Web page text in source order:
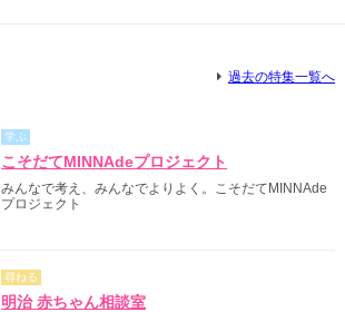
過去の特集一覧へ
学ぶ
こそだてMINNAdeプロジェクト
みんなで考え、みんなでよりよく。こそだてMINNAde
プロジェクト
尋ねる
明治 赤ちゃん相談室